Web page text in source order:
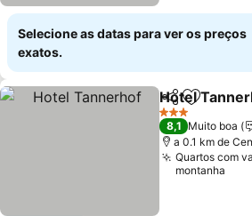
Selecione as datas para ver os preços
exatos.
Partilhar
Hotel
3 Estrelas
8,1 Muito boa
a 0.1 km de
Quartos com
montanha